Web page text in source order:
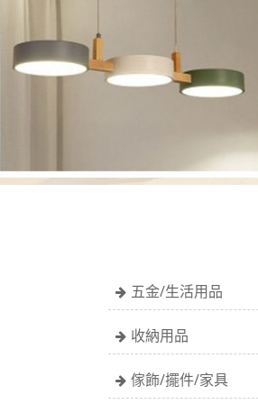
五金/生活用品
收納用品
傢飾/擺件/家具